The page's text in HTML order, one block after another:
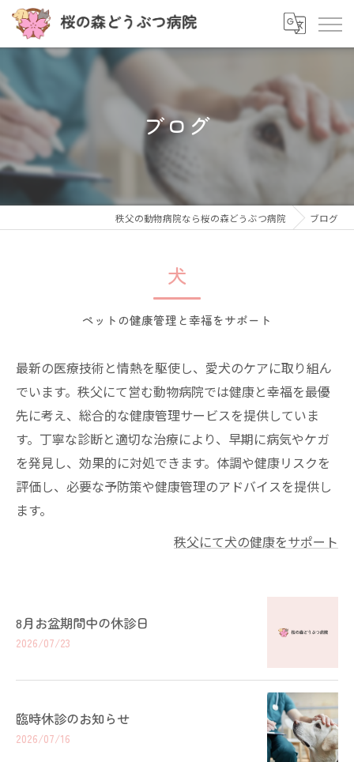
ブログ
秩父の動物病院なら桜の森どうぶつ病院 ブログ
犬
ペットの健康管理と幸福をサポート
最新の医療技術と情熱を駆使し、愛犬のケアに取り組ん
でいます。秩父にて営む動物病院では健康と幸福を最優
先に考え、総合的な健康管理サービスを提供していま
す。丁寧な診断と適切な治療により、早期に病気やケガ
を発見し、効果的に対処できます。体調や健康リスクを
評価し、必要な予防策や健康管理のアドバイスを提供し
ます。
秩父にて犬の健康をサポート
8月お盆期間中の休診日
2026/07/23
臨時休診のお知らせ
2026/07/16